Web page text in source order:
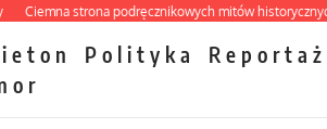
strona podręcznikowych mitów historycznych
Polityka Reportaż